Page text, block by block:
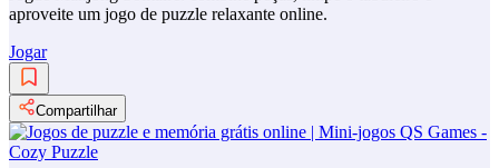
aproveite um jogo de puzzle relaxante online.
Jogar
Compartilhar